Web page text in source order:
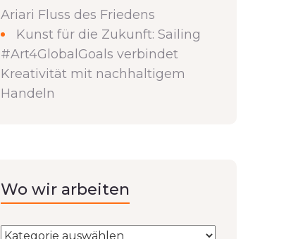
Ariari Fluss des Friedens
Kunst für die Zukunft: Sailing
#Art4GlobalGoals verbindet
Kreativität mit nachhaltigem
Handeln
Wo wir arbeiten